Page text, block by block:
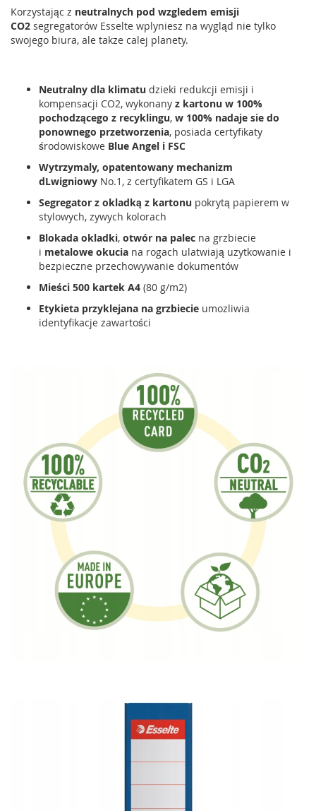
Korzystając z neutralnych pod wzgledem emisji
CO2 segregatorów Esselte wplyniesz na wygląd nie tylko
swojego biura, ale takze calej planety.
Neutralny dla klimatu dzieki redukcji emisji i
kompensacji CO2, wykonany z kartonu w 100%
pochodzącego z recyklingu, w 100% nadaje sie do
ponownego przetworzenia, posiada certyfikaty
środowiskowe Blue Angel i FSC
Wytrzymaly, opatentowany mechanizm
dLwigniowy No.1, z certyfikatem GS i LGA
Segregator z okladką z kartonu pokrytą papierem w
stylowych, zywych kolorach
Blokada okladki, otwór na palec na grzbiecie
i metalowe okucia na rogach ulatwiają uzytkowanie i
bezpieczne przechowywanie dokumentów
Mieści 500 kartek A4 (80 g/m2)
Etykieta przyklejana na grzbiecie umozliwia
identyfikacje zawartości